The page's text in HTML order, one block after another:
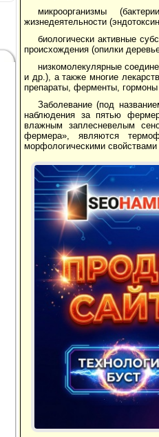
микроорганизмы
жизнедеятельности
биологически активные
происхождения (опилки
низкомолекулярные
и др.), а также многие
препараты, ферменты,
Заболевание (под
наблюдения за пятью
влажным заплесневелым
фермера», являются
морфологическими